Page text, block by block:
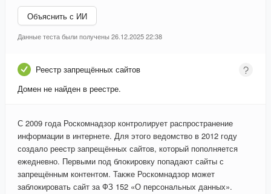
Объяснить с ИИ
Данные теста были получены 26.12.2025 22:38
Реестр запрещённых сайтов
Домен не найден в реестре.
С 2009 года Роскомнадзор контролирует распространение
информации в интернете. Для этого ведомство в 2012 году
создало реестр запрещённых сайтов, который пополняется
ежедневно. Первыми под блокировку попадают сайты с
запрещённым контентом. Также Роскомнадзор может
заблокировать сайт за ФЗ 152 «О персональных данных».